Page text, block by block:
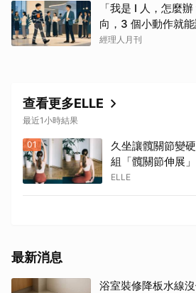
「我是 I 人，怎麼
向，3 個小動作就
經理人月刊
查看更多ELLE
最近1小時結果
01
久坐讓髖關節變
組「髖關節伸展
與骨盆歪斜 | ELLE
ELLE
最新消息
浴室裝修降板水線